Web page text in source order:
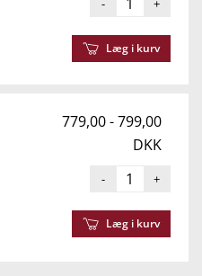
- +
Læg i kurv
779,00 - 799,00
DKK
- +
Læg i kurv